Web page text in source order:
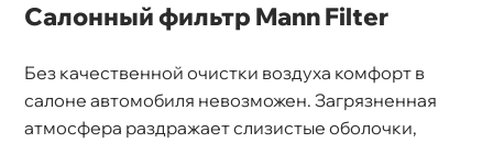
Салонный фильтр Mann Filter
Без качественной очистки воздуха комфорт
салоне автомобиля невозможен. Загрязненная
атмосфера раздражает слизистые оболочки,